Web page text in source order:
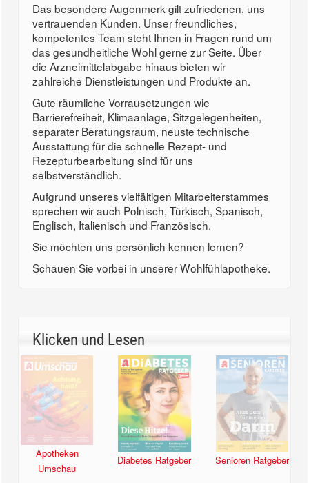
Das besondere Augenmerk gilt zufriedenen, uns
vertrauenden Kunden. Unser freundliches,
kompetentes Team steht Ihnen in Fragen rund um
das gesundheitliche Wohl gerne zur Seite. Über
die Arzneimittelabgabe hinaus bieten wir
zahlreiche Dienstleistungen und Produkte an.
Gute räumliche Vorrausetzungen wie
Barrierefreiheit, Klimaanlage, Sitzgelegenheiten,
separater Beratungsraum, neuste technische
Ausstattung für die schnelle Rezept- und
Rezepturbearbeitung sind für uns
selbstverständlich.
Aufgrund unseres vielfältigen Mitarbeiterstammes
sprechen wir auch Polnisch, Türkisch, Spanisch,
Englisch, Italienisch und Französisch.
Sie möchten uns persönlich kennen lernen?
Schauen Sie vorbei in unserer Wohlfühlapotheke.
Klicken und Lesen
Apotheken
Umschau
Diabetes Ratgeber Senioren Ratgeber